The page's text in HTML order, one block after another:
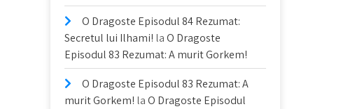
O Dragoste Episodul 84 Rezumat:
Secretul lui Ilhami! laO Dragoste
Episodul 83 Rezumat: A murit Gorkem!
O Dragoste Episodul 83 Rezumat: A
murit Gorkem! laO Dragoste Episodul